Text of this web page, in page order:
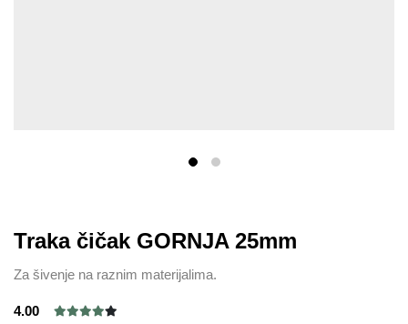
Traka čičak GORNJA 25mm
Za šivenje na raznim materijalima.
4.00